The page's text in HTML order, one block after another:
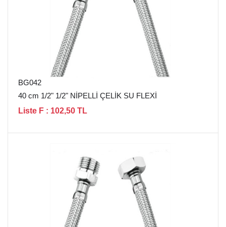
BG042
40 cm 1/2" 1/2" NİPELLİ ÇELİK SU FLEXİ
Liste F : 102,50 TL